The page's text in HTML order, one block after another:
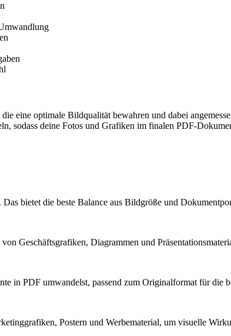
eine optimale Bildqualität bewahren und dabei
sodass deine Fotos und Grafiken im finalen PDF-
bietet die beste Balance aus Bildgröße und
Geschäftsgrafiken, Diagrammen und
in PDF umwandelst, passend zum Originalformat für die
Postern und Werbematerial, um visuelle